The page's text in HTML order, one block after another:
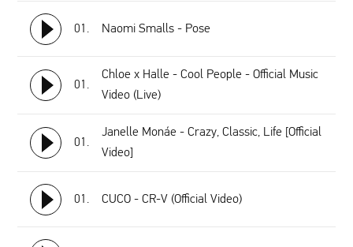
01. Naomi Smalls - Pose
01.
Chloe x Halle - Cool People - Official Music
Video (Live)
01.
Janelle Monáe - Crazy, Classic, Life [Official
Video]
01. CUCO - CR-V (Official Video)